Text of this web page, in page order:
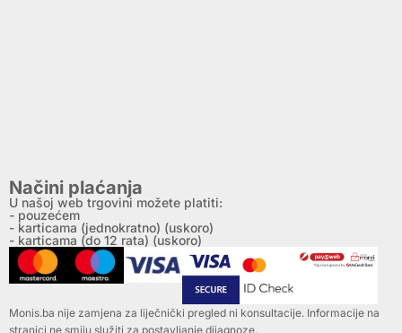
Načini plaćanja
U našoj web trgovini možete platiti:
- pouzećem
- karticama (jednokratno) (uskoro)
- karticama (do 12 rata) (uskoro)
Monis.ba nije zamjena za liječnički pregled ni konsultacije. Informacije na
stranici ne smiju služiti za postavljanje dijagnoze.